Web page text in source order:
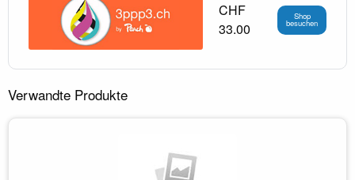
CHF
33.00
Shop
besuchen
Verwandte Produkte